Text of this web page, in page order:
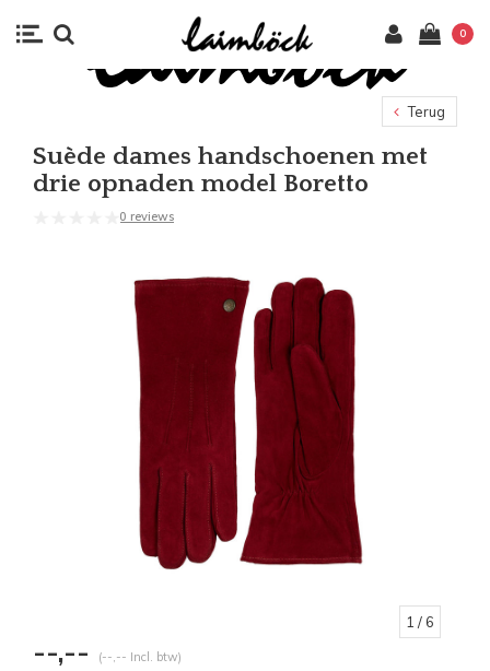
0
Terug
Suède dames handschoenen met
drie opnaden model Boretto
0 reviews
1 / 6
--,-- (--,-- Incl. btw)